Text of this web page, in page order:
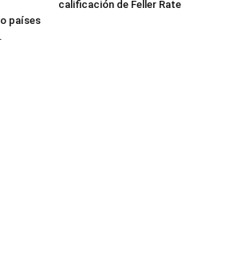
países
calificación de Feller Rate